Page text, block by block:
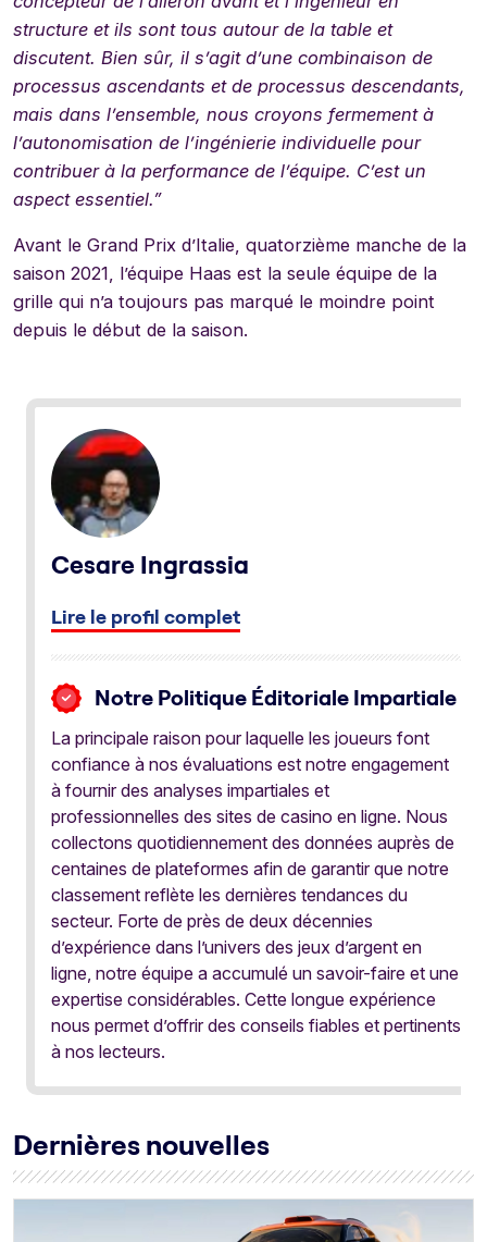
structure et ils sont tous autour de la table et
discutent. Bien sûr, il s’agit d’une combinaison de
processus ascendants et de processus descendants,
mais dans l’ensemble, nous croyons fermement à
l’autonomisation de l’ingénierie individuelle pour
contribuer à la performance de l’équipe. C’est un
aspect essentiel.”
Avant le Grand Prix d’Italie, quatorzième manche de la
saison 2021, l’équipe Haas est la seule équipe de la
grille qui n’a toujours pas marqué le moindre point
depuis le début de la saison.
Cesare Ingrassia
Lire le profil complet
Notre Politique Éditoriale Impartiale
La principale raison pour laquelle les joueurs font
confiance à nos évaluations est notre engagement
à fournir des analyses impartiales et
professionnelles des sites de casino en ligne. Nous
collectons quotidiennement des données auprès de
centaines de plateformes afin de garantir que notre
classement reflète les dernières tendances du
secteur. Forte de près de deux décennies
d’expérience dans l’univers des jeux d’argent en
ligne, notre équipe a accumulé un savoir-faire et une
expertise considérables. Cette longue expérience
nous permet d’offrir des conseils fiables et pertinents
à nos lecteurs.
Dernières nouvelles